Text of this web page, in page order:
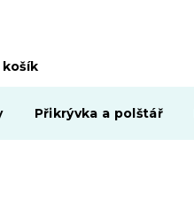
košík
Přikrývka a polštář